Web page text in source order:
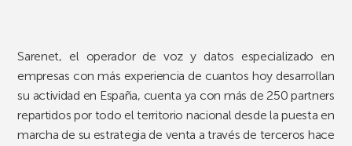
Sarenet, el operador de voz y datos especializado en
empresas con más experiencia de cuantos hoy desarrollan
su actividad en España, cuenta ya con más de 250 partners
repartidos por todo el territorio nacional desde la puesta en
marcha de su estrategia de venta a través de terceros hace